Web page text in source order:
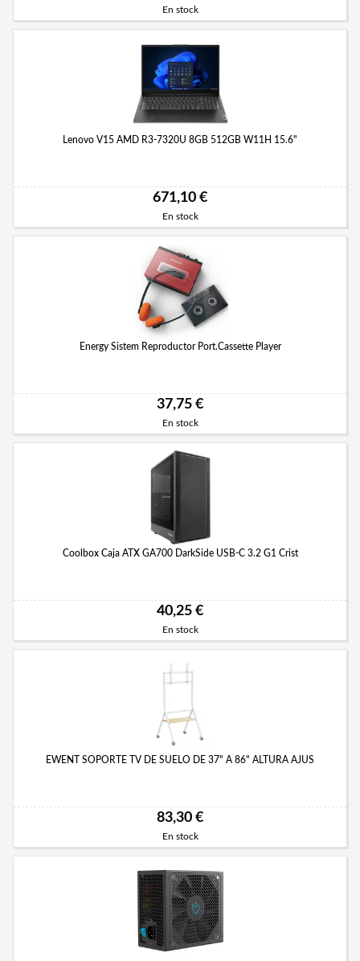
En stock
Lenovo V15 AMD R3-7320U 8GB 512GB W11H 15.6"
671,10 €
En stock
Energy Sistem Reproductor Port.Cassette Player
37,75 €
En stock
Coolbox Caja ATX GA700 DarkSide USB-C 3.2 G1 Crist
40,25 €
En stock
EWENT SOPORTE TV DE SUELO DE 37" A 86" ALTURA AJUS
83,30 €
En stock